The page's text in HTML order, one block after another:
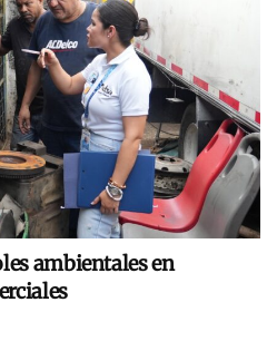
ambientales en